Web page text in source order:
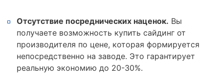
Отсутствие посреднических наценок. Вы
получаете возможность купить сайдинг от
производителя по цене, которая формируется
непосредственно на заводе. Это гарантирует
реальную экономию до 20-30%.